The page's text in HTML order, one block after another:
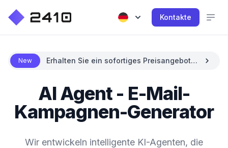
Kontakte
New
Erhalten Sie ein sofortiges Preisangebot
AI Agent - E-Mail-
Kampagnen-Generator
Wir entwickeln intelligente KI-Agenten, die